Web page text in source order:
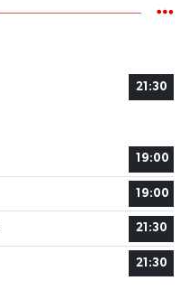
21:30
19:00
19:00
21:30
21:30